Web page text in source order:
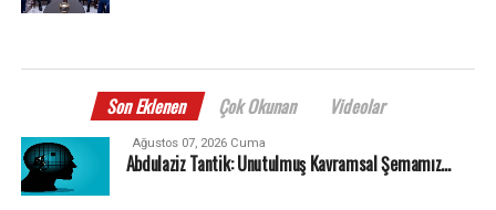
Son Eklenen Çok Okunan Videolar
Ağustos 07, 2026 Cuma
Abdulaziz Tantik: Unutulmuş Kavramsal Şemamız…